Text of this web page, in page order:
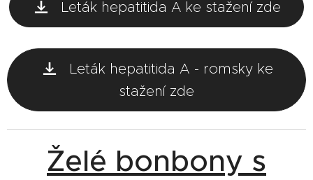
Leták hepatitida A ke stažení zde
Leták hepatitida A - romsky ke
stažení zde
Želé bonbony s